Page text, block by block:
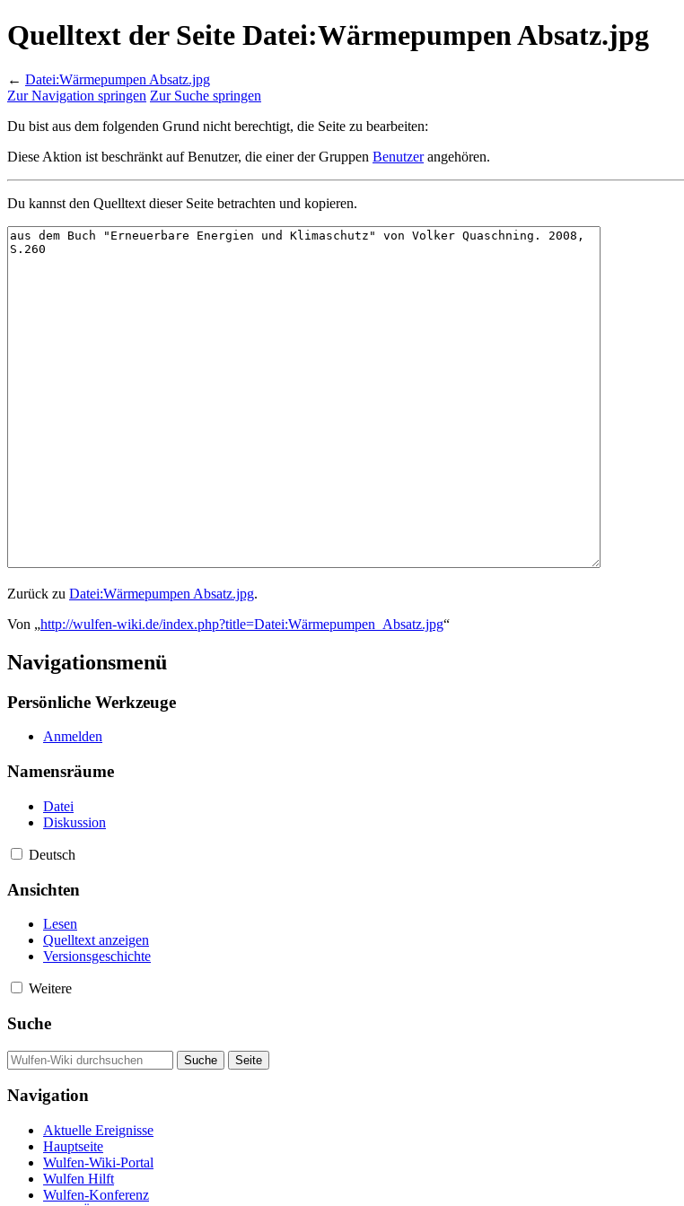
Quelltext der Seite Datei:Wärmepumpen Absatz.jpg
← Datei:Wärmepumpen Absatz.jpg
Zur Navigation springen Zur Suche springen
Du bist aus dem folgenden Grund nicht berechtigt, die Seite zu bearbeiten:
Diese Aktion ist beschränkt auf Benutzer, die einer der Gruppen Benutzerangehören.
Du kannst den Quelltext dieser Seite betrachten und kopieren.
Zurück zu Datei:Wärmepumpen Absatz.jpg.
Von „http://wulfen-wiki.de/index.php?title=Datei:Wärmepumpen_Absatz.jpg“
Navigationsmenü
Persönliche Werkzeuge
Anmelden
Namensräume
Datei
Diskussion
Deutsch
Ansichten
Lesen
Quelltext anzeigen
Versionsgeschichte
Weitere
Suche
Navigation
Aktuelle Ereignisse
Hauptseite
Wulfen-Wiki-Portal
Wulfen Hilft
Wulfen-Konferenz